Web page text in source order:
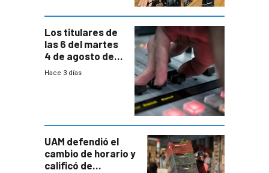
Los titulares de
las 6 del martes
4 de agosto de
2026
Hace 3 días
UAM defendió el
cambio de horario y
calificó de